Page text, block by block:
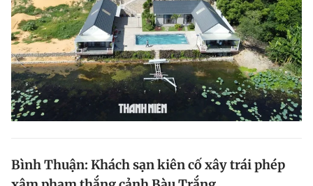
Bình Thuận: Khách sạn kiên cố xây trái phép